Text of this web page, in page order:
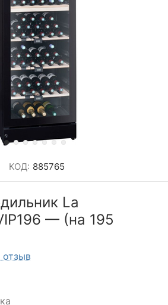
КОД: 885765
La
— (на 195
отзыв